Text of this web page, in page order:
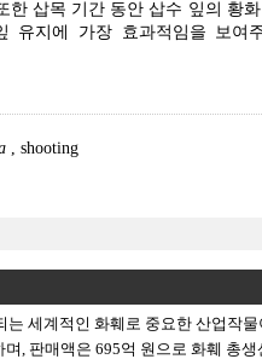
삽목 기간 동안 삽수 잎의 황
지에 가장 효과적임을 보여
shooting
는 세계적인 화훼로 중요한 산업작물
, 판매액은 695억 원으로 화훼 총